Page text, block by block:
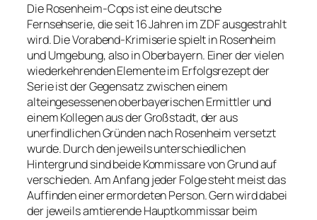
Die Rosenheim-Cops ist eine deutsche
Fernsehserie, die seit 16 Jahren im ZDF ausgestrahlt
wird. Die Vorabend-Krimiserie spielt in Rosenheim
und Umgebung, also in Oberbayern. Einer der vielen
wiederkehrenden Elemente im Erfolgsrezept der
Serie ist der Gegensatz zwischen einem
alteingesessenen oberbayerischen Ermittler und
einem Kollegen aus der Großstadt, der aus
unerfindlichen Gründen nach Rosenheim versetzt
wurde. Durch den jeweils unterschiedlichen
Hintergrund sind beide Kommissare von Grund auf
verschieden. Am Anfang jeder Folge steht meist das
Auffinden einer ermordeten Person. Gern wird dabei
der jeweils amtierende Hauptkommissar beim